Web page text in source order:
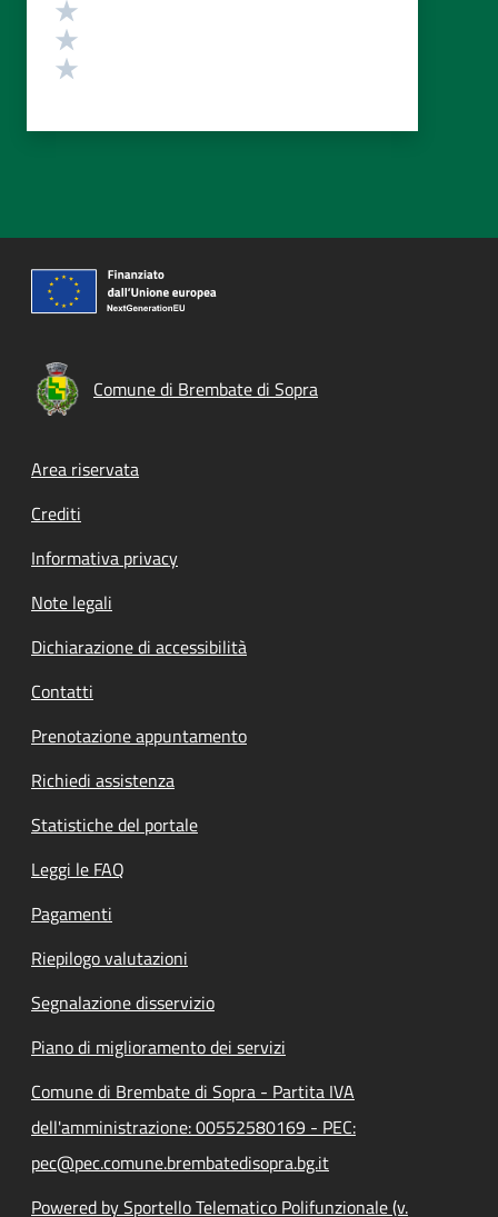
Comune di Brembate di Sopra
Footer menu
Area riservata
Crediti
Informativa privacy
Note legali
Dichiarazione di accessibilità
Contatti
Prenotazione appuntamento
Richiedi assistenza
Statistiche del portale
Leggi le FAQ
Pagamenti
Riepilogo valutazioni
Segnalazione disservizio
Piano di miglioramento dei servizi
Comune di Brembate di Sopra - Partita IVA
dell'amministrazione: 00552580169 - PEC:
pec@pec.comune.brembatedisopra.bg.it
Powered by Sportello Telematico Polifunzionale (v.